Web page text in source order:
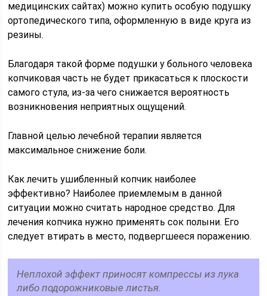
медицинских сайтах) можно купить особую подушку
ортопедического типа, оформленную в виде круга из
резины.
Благодаря такой форме подушки у больного человека
копчиковая часть не будет прикасаться к плоскости
самого стула, из-за чего снижается вероятность
возникновения неприятных ощущений.
Главной целью лечебной терапии является
максимальное снижение боли.
Как лечить ушибленный копчик наиболее
эффективно? Наиболее приемлемым в данной
ситуации можно считать народное средство. Для
лечения копчика нужно применять сок полыни. Его
следует втирать в место, подвергшееся поражению.
Неплохой эффект приносят компрессы из лука
либо подорожниковые листья.